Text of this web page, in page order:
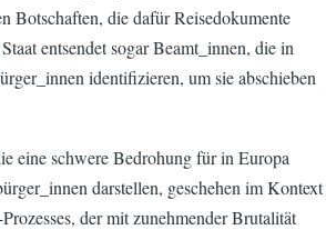
Botschaften, die dafür Reisedokumente
entsendet sogar Beamt_innen, die in
identifizieren, um sie abschieben
eine schwere Bedrohung für in Europa
darstellen, geschehen im Kontext
der mit zunehmender Brutalität